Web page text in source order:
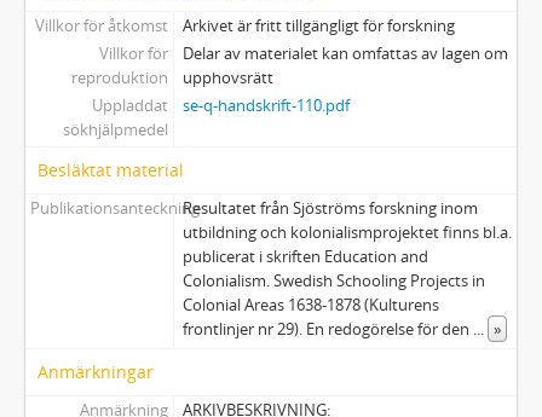
Villkor för åtkomst
Arkivet är fritt tillgängligt för forskning
Villkor för
reproduktion
Delar av materialet kan omfattas av lagen om
upphovsrätt
Uppladdat
sökhjälpmedel
se-q-handskrift-110.pdf
Besläktat material
PublikationsanteckningResultatet från Sjöströms forskning inom
utbildning och kolonialismprojektet finns bl.a.
publicerat i skriften Education and
Colonialism. Swedish Schooling Projects in
Colonial Areas 1638-1878 (Kulturens
frontlinjer nr 29). En redogörelse för den ... »
Anmärkningar
Anmärkning ARKIVBESKRIVNING: